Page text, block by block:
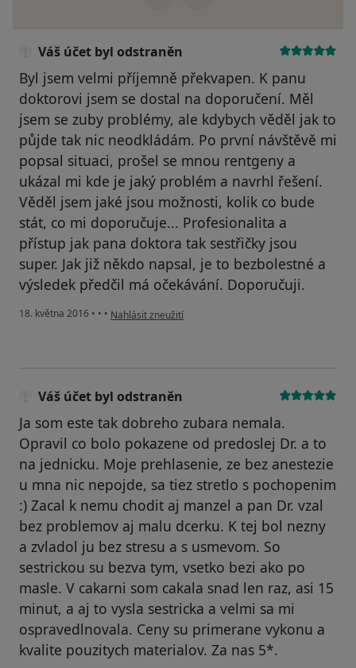
Váš účet byl odstraněn
Byl jsem velmi příjemně překvapen. K panu
doktorovi jsem se dostal na doporučení. Měl
jsem se zuby problémy, ale kdybych věděl jak to
půjde tak nic neodkládám. Po první návštěvě mi
popsal situaci, prošel se mnou rentgeny a
ukázal mi kde je jaký problém a navrhl řešení.
Věděl jsem jaké jsou možnosti, kolik co bude
stát, co mi doporučuje... Profesionalita a
přístup jak pana doktora tak sestřičky jsou
super. Jak již někdo napsal, je to bezbolestné a
výsledek předčil má očekávání. Doporučuji.
18. května 2016 • • • podle názoru uživatele Váš účet byl odstraněn
Nahlásit zneužití
Váš účet byl odstraněn
Ja som este tak dobreho zubara nemala.
Opravil co bolo pokazene od predoslej Dr. a to
na jednicku. Moje prehlasenie, ze bez anestezie
u mna nic nepojde, sa tiez stretlo s pochopenim
:) Zacal k nemu chodit aj manzel a pan Dr. vzal
bez problemov aj malu dcerku. K tej bol nezny
a zvladol ju bez stresu a s usmevom. So
sestrickou su bezva tym, vsetko bezi ako po
masle. V cakarni som cakala snad len raz, asi 15
minut, a aj to vysla sestricka a velmi sa mi
ospravedlnovala. Ceny su primerane vykonu a
kvalite pouzitych materialov. Za nas 5*.